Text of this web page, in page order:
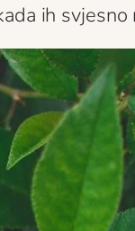
ih